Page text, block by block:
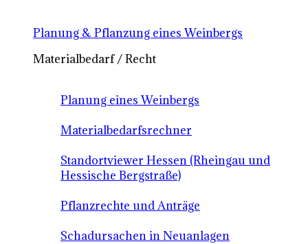
Planung & Pflanzung eines Weinbergs
Materialbedarf / Recht
Planung eines Weinbergs
Materialbedarfsrechner
Standortviewer Hessen (Rheingau und
Hessische Bergstraße)
Pflanzrechte und Anträge
Schadursachen in Neuanlagen